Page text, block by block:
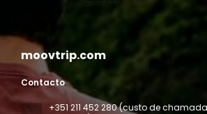
moovtrip.com
Contacto
+351 211 452 280 (custo de